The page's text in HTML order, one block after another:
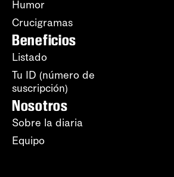
Humor
Crucigramas
Beneficios
Listado
Tu ID (número de
suscripción)
Nosotros
Sobre la diaria
Equipo